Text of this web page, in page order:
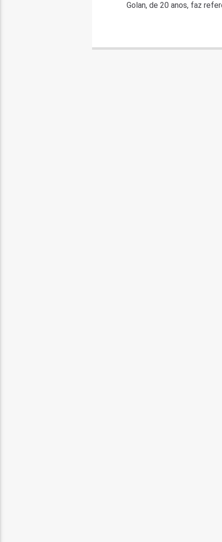
Golan, de 20 anos, faz